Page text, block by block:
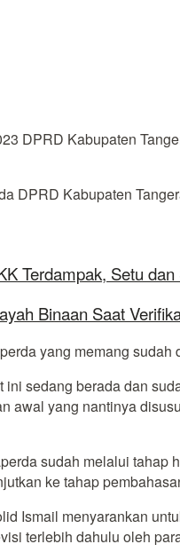
DPRD Kabupaten
DPRD Kabupaten
Terdampak, Setu
Binaan Saat
yang memang
ini sedang berada dan
awal yang nantinya
sudah melalui
ke tahap
Ismail menyarankan
terlebih dahulu oleh